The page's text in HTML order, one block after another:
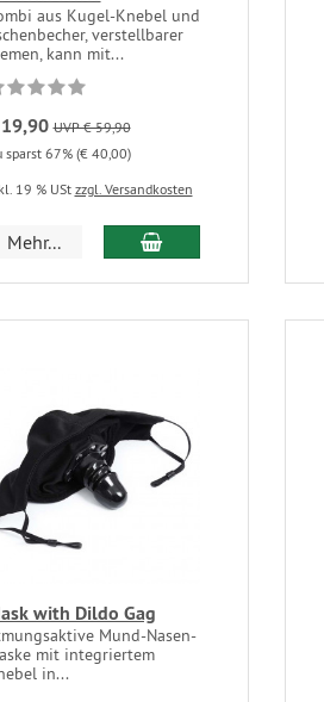
aus Kugel-Knebel und
verstellbarer
kann mit...
UVP € 59,90
sparst 67% (€ 40,00)
19 % USt zzgl. Versandkosten
Mehr...
with Dildo Gag
Mund-Nasen-
mit integriertem
in...